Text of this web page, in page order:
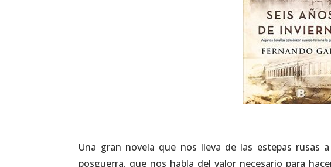
Una gran novela que nos lleva de las estepas rusas
posguerra, que nos habla del valor necesario para